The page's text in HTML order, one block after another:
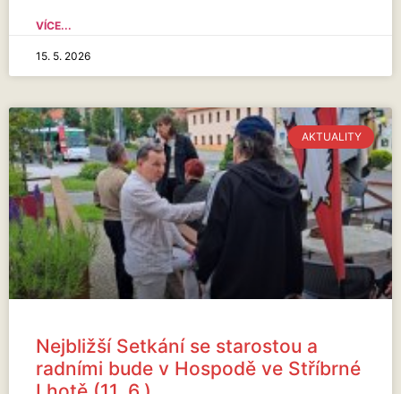
VÍCE...
15. 5. 2026
AKTUALITY
Nejbližší Setkání se starostou a
radními bude v Hospodě ve Stříbrné